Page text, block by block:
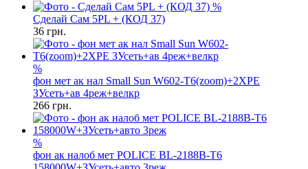
%
Сделай Сам 5PL + (КОД 37)
36 грн.
%
фон мет ак нал Small Sun W602-T6(zoom)+2XPE
ЗУсеть+ав 4реж+велкр
266 грн.
%
фон ак налоб мет POLICE BL-2188B-T6